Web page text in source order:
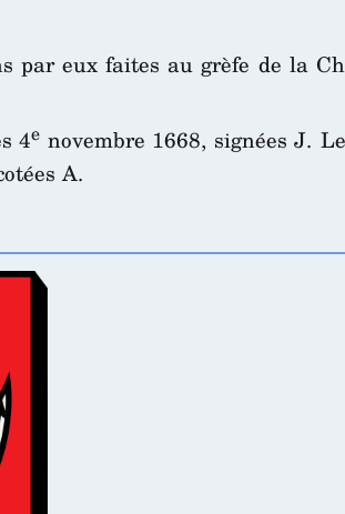
par eux faites au grèfe de la
4e novembre 1668, signées J.
A.